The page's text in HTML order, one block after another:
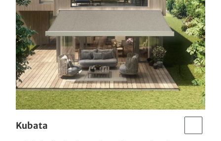
Kubata